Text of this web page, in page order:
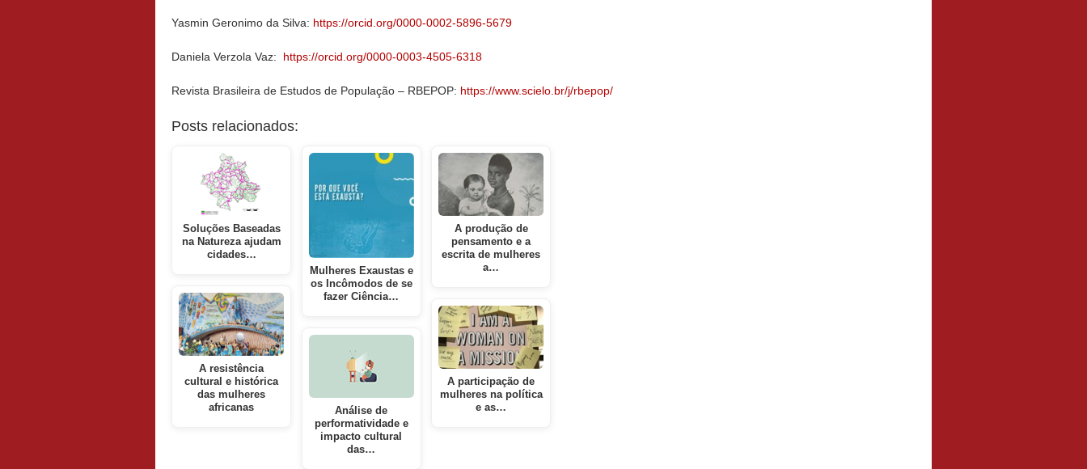
Yasmin Geronimo da Silva: https://orcid.org/0000-0002-5896-5679
Daniela Verzola Vaz: https://orcid.org/0000-0003-4505-6318
Revista Brasileira de Estudos de População – RBEPOP: https://www.scielo.br/j/rbepop/
Posts relacionados:
Soluções Baseadas
na Natureza ajudam
cidades…
A resistência
cultural e histórica
das mulheres
africanas
Mulheres Exaustas e
os Incômodos de se
fazer Ciência…
Análise de
performatividade e
impacto cultural
das…
A produção de
pensamento e a
escrita de mulheres
a…
A participação de
mulheres na política
e as…